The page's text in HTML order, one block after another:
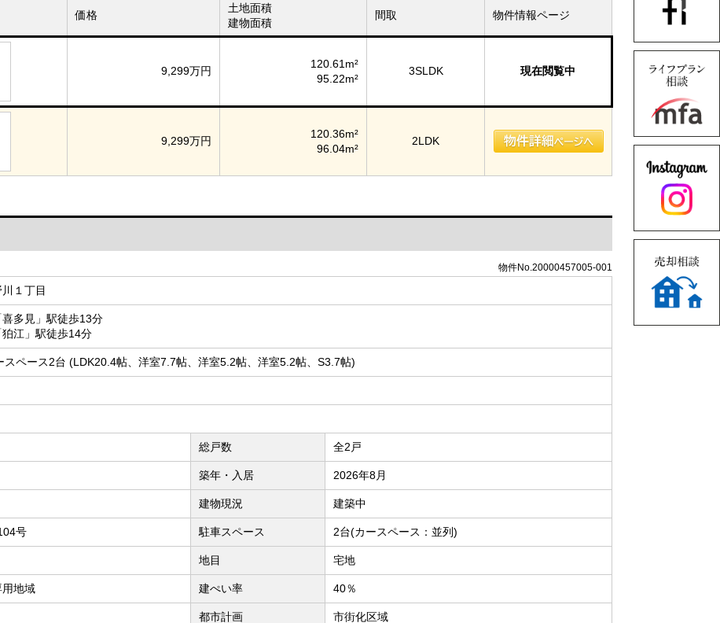
価格
土地面積
建物面積
間取 物件情報ページ
9,299万円
120.61m²
95.22m²
3SLDK 現在閲覧中
9,299万円
120.36m²
96.04m²
2LDK
物件No.20000457005-001
１丁目
多見」駅徒歩13分
江」駅徒歩14分
スペース2台 (LDK20.4帖、洋室7.7帖、洋室5.2帖、洋室5.2帖、S3.7帖)
総戸数 全2戸
築年・入居 2026年8月
建物現況 建築中
号 駐車スペース 2台(カースペース：並列)
地目 宅地
地域 建ぺい率 40％
都市計画 市街化区域